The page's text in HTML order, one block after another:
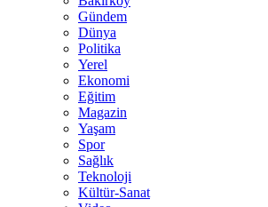
Gündem
Dünya
Politika
Yerel
Ekonomi
Eğitim
Magazin
Yaşam
Spor
Sağlık
Teknoloji
Kültür-Sanat